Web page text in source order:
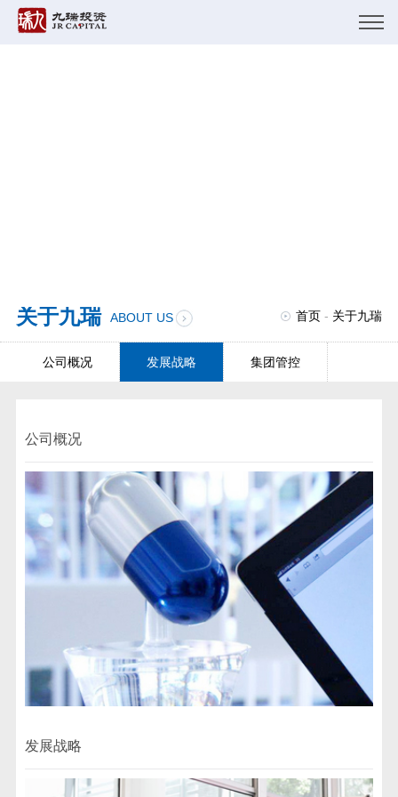
关于九瑞 ABOUT US 首页 - 关于九瑞
公司概况 发展战略 集团管控
公司概况
发展战略